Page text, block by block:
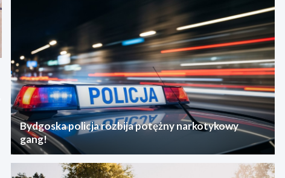
Bydgoska policja rozbija potężny narkotykowy
gang!